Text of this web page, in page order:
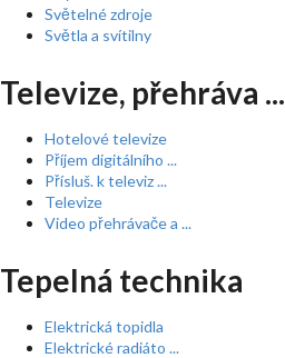
Světelné zdroje
Světla a svítilny
Televize, přehráva ...
Hotelové televize
Příjem digitálního ...
Přísluš. k televiz ...
Televize
Video přehrávače a ...
Tepelná technika
Elektrická topidla
Elektrické radiáto ...